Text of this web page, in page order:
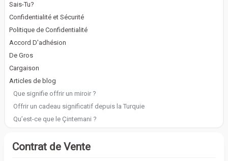
Sais-Tu?
Confidentialité et Sécurité
Politique de Confidentialité
Accord D'adhésion
De Gros
Cargaison
Articles de blog
Que signifie offrir un miroir ?
Offrir un cadeau significatif depuis la Turquie
Qu’est-ce que le Çintemani ?
Contrat de Vente